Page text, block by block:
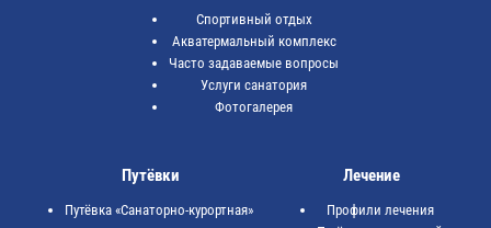
Спортивный отдых
Акватермальный комплекс
Часто задаваемые вопросы
Услуги санатория
Фотогалерея
Путёвки
Путёвка «Санаторно-курортная»
Лечение
Профили лечения